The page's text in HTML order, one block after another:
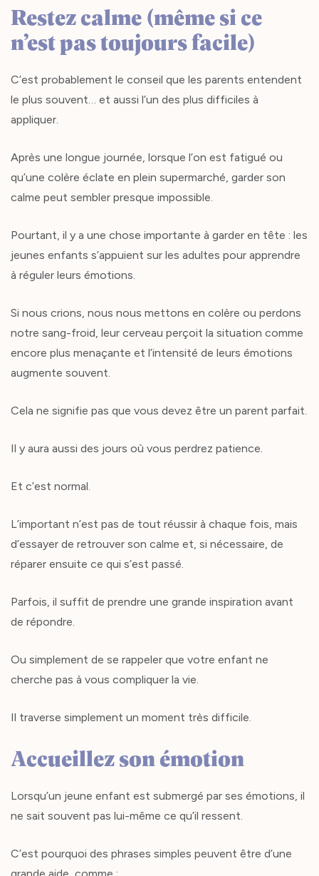
Restez calme (même si ce
n’est pas toujours facile)
C’est probablement le conseil que les parents entendent
le plus souvent… et aussi l’un des plus difficiles à
appliquer.
Après une longue journée, lorsque l’on est fatigué ou
qu’une colère éclate en plein supermarché, garder son
calme peut sembler presque impossible.
Pourtant, il y a une chose importante à garder en tête : les
jeunes enfants s’appuient sur les adultes pour apprendre
à réguler leurs émotions.
Si nous crions, nous nous mettons en colère ou perdons
notre sang-froid, leur cerveau perçoit la situation comme
encore plus menaçante et l’intensité de leurs émotions
augmente souvent.
Cela ne signifie pas que vous devez être un parent parfait.
Il y aura aussi des jours où vous perdrez patience.
Et c’est normal.
L’important n’est pas de tout réussir à chaque fois, mais
d’essayer de retrouver son calme et, si nécessaire, de
réparer ensuite ce qui s’est passé.
Parfois, il suffit de prendre une grande inspiration avant
de répondre.
Ou simplement de se rappeler que votre enfant ne
cherche pas à vous compliquer la vie.
Il traverse simplement un moment très difficile.
Accueillez son émotion
Lorsqu’un jeune enfant est submergé par ses émotions, il
ne sait souvent pas lui-même ce qu’il ressent.
C’est pourquoi des phrases simples peuvent être d’une